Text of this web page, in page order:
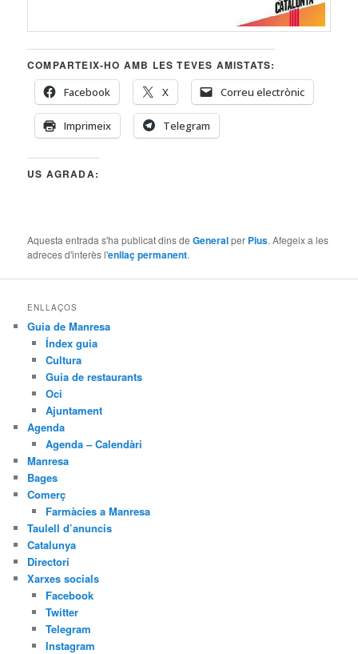
COMPARTEIX-HO AMB LES TEVES AMISTATS:
Facebook
X Correu electrònic
Imprimeix Telegram
US AGRADA:
Aquesta entrada s'ha publicat dins deGeneralper Pius. Afegeix a les
adreces d'interès l'enllaç permanent.
ENLLAÇOS
Guia de Manresa
Índex guia
Cultura
Guia de restaurants
Oci
Ajuntament
Agenda
Agenda – Calendàri
Manresa
Bages
Comerç
Farmàcies a Manresa
Taulell d’anuncis
Catalunya
Directori
Xarxes socials
Facebook
Twitter
Telegram
Instagram